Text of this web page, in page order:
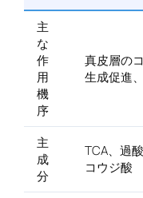
主
な
作
用
機
序
真皮層の
生成促進
主
成
分
TCA、過酸
コウジ酸